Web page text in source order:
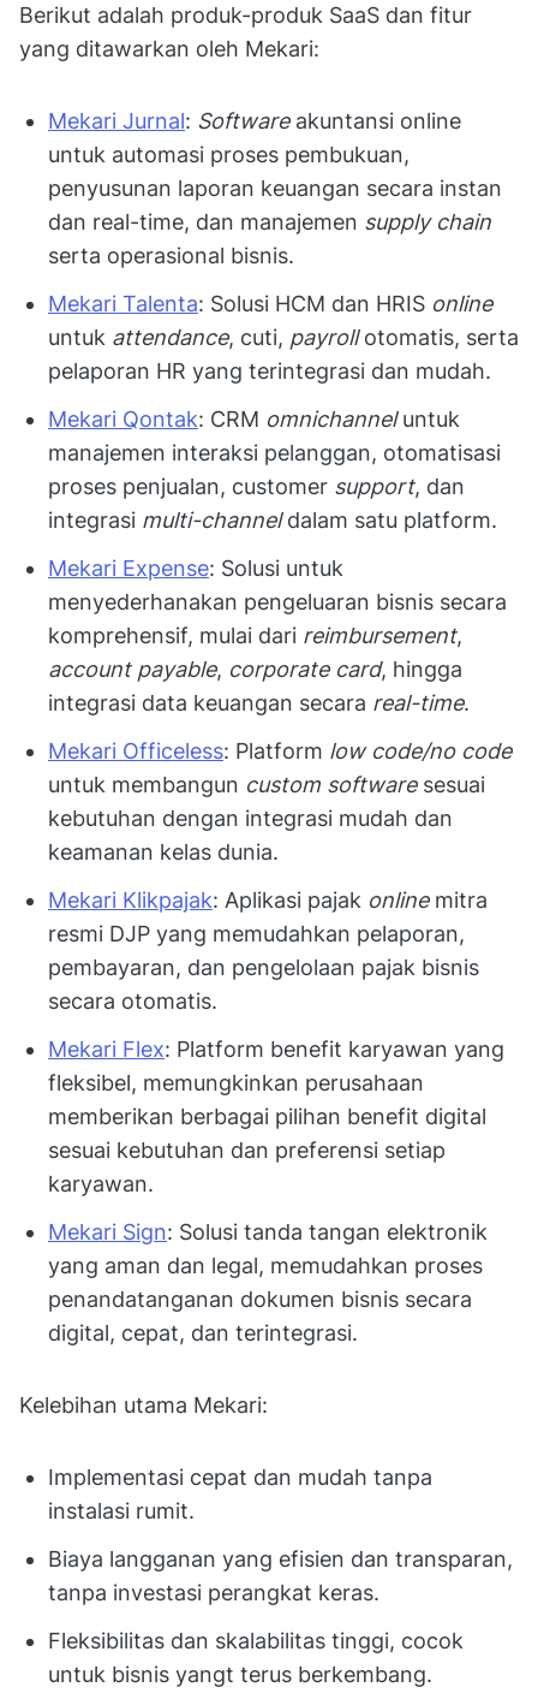
Berikut adalah produk-produk SaaS dan fitur
yang ditawarkan oleh Mekari:
Mekari Jurnal: Softwareakuntansi online
untuk automasi proses pembukuan,
penyusunan laporan keuangan secara instan
dan real-time, dan manajemen supply chain
serta operasional bisnis.
Mekari Talenta: Solusi HCM dan HRIS online
untuk attendance, cuti, payrollotomatis, serta
pelaporan HR yang terintegrasi dan mudah.
Mekari Qontak: CRM omnichanneluntuk
manajemen interaksi pelanggan, otomatisasi
proses penjualan, customer support, dan
integrasi multi-channeldalam satu platform.
Mekari Expense: Solusi untuk
menyederhanakan pengeluaran bisnis secara
komprehensif, mulai dari reimbursement,
account payable, corporate card, hingga
integrasi data keuangan secara real-time.
Mekari Officeless: Platform low code/no code
untuk membangun custom softwaresesuai
kebutuhan dengan integrasi mudah dan
keamanan kelas dunia.
Mekari Klikpajak: Aplikasi pajak onlinemitra
resmi DJP yang memudahkan pelaporan,
pembayaran, dan pengelolaan pajak bisnis
secara otomatis.
Mekari Flex: Platform benefit karyawan yang
fleksibel, memungkinkan perusahaan
memberikan berbagai pilihan benefit digital
sesuai kebutuhan dan preferensi setiap
karyawan.
Mekari Sign: Solusi tanda tangan elektronik
yang aman dan legal, memudahkan proses
penandatanganan dokumen bisnis secara
digital, cepat, dan terintegrasi.
Kelebihan utama Mekari:
Implementasi cepat dan mudah tanpa
instalasi rumit.
Biaya langganan yang efisien dan transparan,
tanpa investasi perangkat keras.
Fleksibilitas dan skalabilitas tinggi, cocok
untuk bisnis yangt terus berkembang.